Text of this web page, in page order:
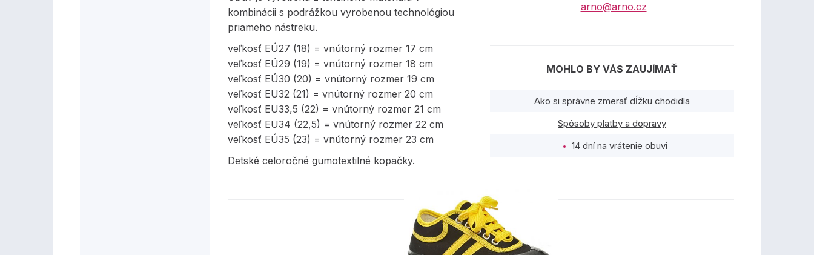
kombinácii s podrážkou vyrobenou technológiou
priameho nástreku.
veľkosť EÚ27 (18) = vnútorný rozmer 17 cm
veľkosť EÚ29 (19) = vnútorný rozmer 18 cm
veľkosť EÚ30 (20) = vnútorný rozmer 19 cm
veľkosť EU32 (21) = vnútorný rozmer 20 cm
veľkosť EU33,5 (22) = vnútorný rozmer 21 cm
veľkosť EU34 (22,5) = vnútorný rozmer 22 cm
veľkosť EÚ35 (23) = vnútorný rozmer 23 cm
Detské celoročné gumotextilné kopačky.
arno@arno.cz
MOHLO BY VÁS ZAUJÍMAŤ
Ako si správne zmerať dĺžku chodidla
Spôsoby platby a dopravy
14 dní na vrátenie obuvi
PODOBNÉ PRODUKTY